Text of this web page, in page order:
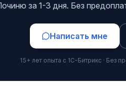
за 1-3 дня. Без
Написать мне
15+ лет опыта с 1С-Битрикс · Без